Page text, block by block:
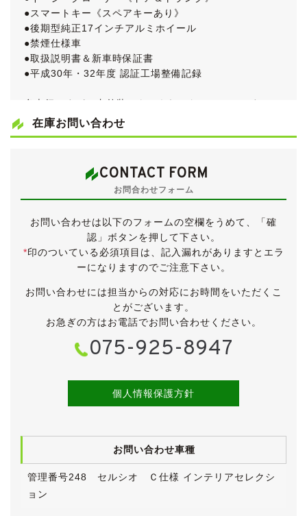
●スマートキー《スペアキーあり》
●後期型純正17インチアルミホイール
●禁煙仕様車
●取扱説明書＆新車時保証書
●平成30年・32年度 認証工場整備記録
多走行ですが、内外装ともにきれいなセルシオです。
平成15年２月登録、UCF31前期型の最終モデルですの
で、純正ナビが高精細バージョンになっています。
ターラルーフライナー、全席パワーシート、サンルーフ
等を装備した上級グレードです。
のまま乗って帰っていただくことが可能です。
《外装》
華やかなホワイトパールクリスタルシャインのボディ
フロントバンパー左下角に薄い傷、運転席ドアノブ周り
にエクボ、右サイドステップにタッチアップ跡がござい
ますが、どちらもそれほど気になるものではないと思い
その他、中古車ですので小傷・薄傷・小凹・補修跡など
ボディにはまだ艶が残っており、年式や走行距離を考え
ヘッドランプレンズは少し曇りがございましたので、入
庫時に磨き＆クリア塗装を施工しましたので、かなりき
れいになりました。
アルミホイールは後期型純正の17インチアルミに換装さ
れています。
在庫お問い合わせ
CONTACT FORM
お問合わせフォーム
お問い合わせは以下のフォームの空欄をうめて、「確
認」ボタンを押して下さい。
*印のついている必須項目は、記入漏れがありますとエラ
ーになりますのでご注意下さい。
お問い合わせには担当からの対応にお時間をいただくこ
とがございます。
お急ぎの方はお電話でお問い合わせください。
075-925-8947
個人情報保護方針
お問い合わせ車種
管理番号248 セルシオ Ｃ仕様 インテリアセレクシ
ョン